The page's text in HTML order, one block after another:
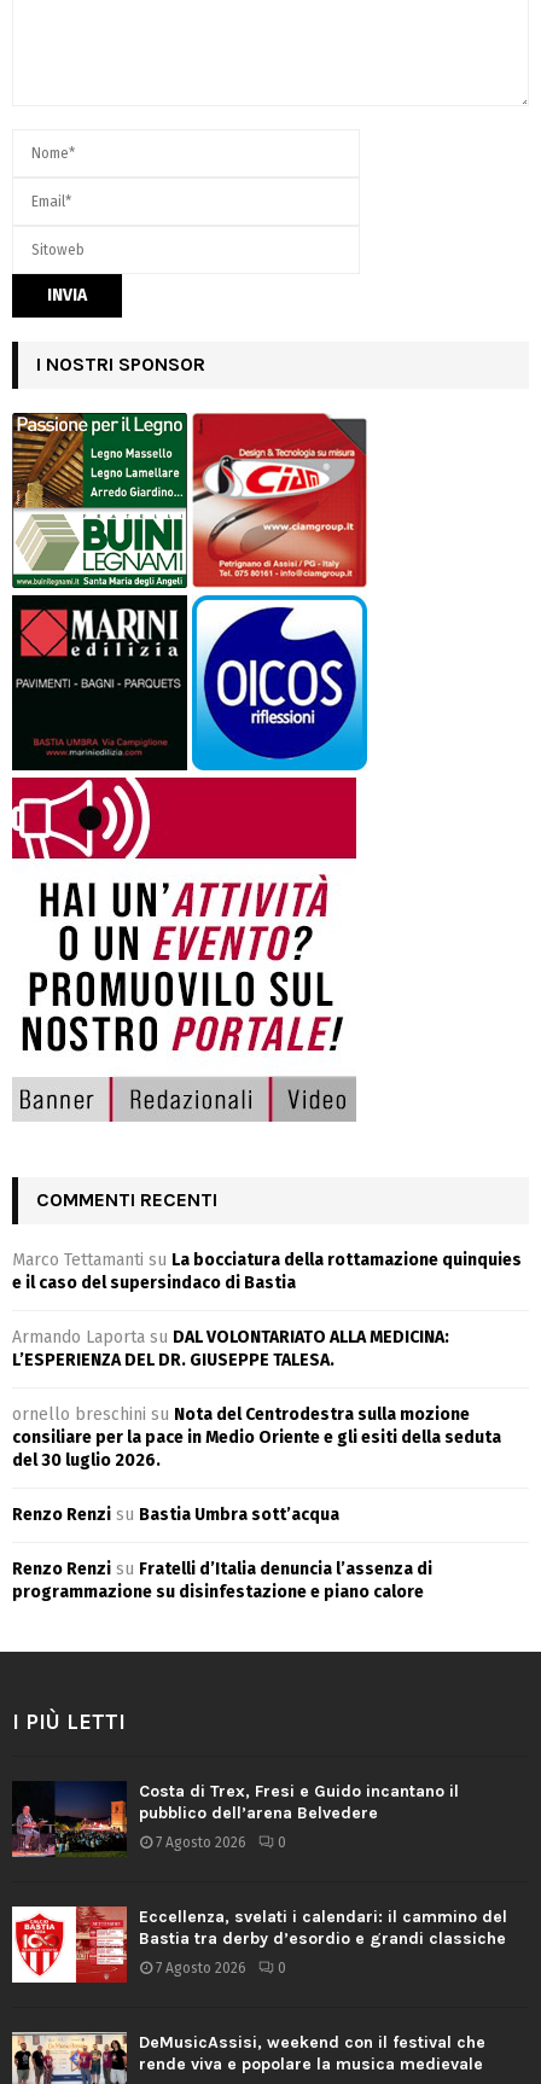
I NOSTRI SPONSOR
COMMENTI RECENTI
Marco Tettamanti su La bocciatura della rottamazione quinquies
e il caso del supersindaco di Bastia
Armando Laporta su DAL VOLONTARIATO ALLA MEDICINA:
L’ESPERIENZA DEL DR. GIUSEPPE TALESA.
ornello breschini su Nota del Centrodestra sulla mozione
consiliare per la pace in Medio Oriente e gli esiti della seduta
del 30 luglio 2026.
Renzo Renzi su Bastia Umbra sott’acqua
Renzo Renzi su Fratelli d’Italia denuncia l’assenza di
programmazione su disinfestazione e piano calore
I PIÙ LETTI
Costa di Trex, Fresi e Guido incantano il
pubblico dell’arena Belvedere
7 Agosto 2026 0
Eccellenza, svelati i calendari: il cammino del
Bastia tra derby d’esordio e grandi classiche
7 Agosto 2026 0
DeMusicAssisi, weekend con il festival che
rende viva e popolare la musica medievale